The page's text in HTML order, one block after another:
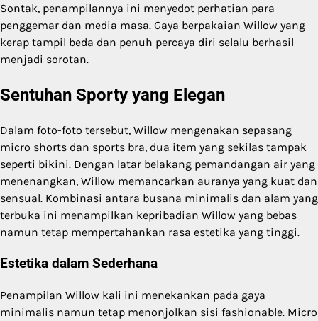
Sontak, penampilannya ini menyedot perhatian para
penggemar dan media masa. Gaya berpakaian Willow yang
kerap tampil beda dan penuh percaya diri selalu berhasil
menjadi sorotan.
Sentuhan Sporty yang Elegan
Dalam foto-foto tersebut, Willow mengenakan sepasang
micro shorts dan sports bra, dua item yang sekilas tampak
seperti bikini. Dengan latar belakang pemandangan air yang
menenangkan, Willow memancarkan auranya yang kuat dan
sensual. Kombinasi antara busana minimalis dan alam yang
terbuka ini menampilkan kepribadian Willow yang bebas
namun tetap mempertahankan rasa estetika yang tinggi.
Estetika dalam Sederhana
Penampilan Willow kali ini menekankan pada gaya
minimalis namun tetap menonjolkan sisi fashionable. Micro